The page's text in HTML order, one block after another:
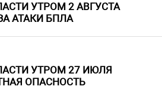
УТРОМ 2 АВГУСТА
АТАКИ БПЛА
УТРОМ 27 ИЮЛЯ
ОПАСНОСТЬ